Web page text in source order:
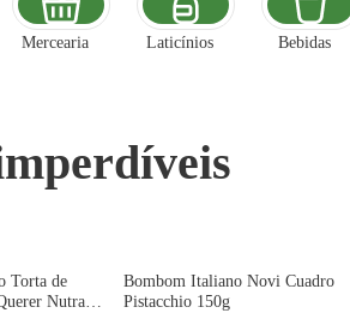
Mercearia Laticínios Bebidas
Torta de
Nutrata
Oferta Exclusiva Site
IMPORTADO
Bombom Italiano Novi Cuadro
Pistacchio 150g